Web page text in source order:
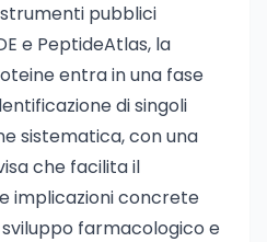
pubblici
e PeptideAtlas, la
entra in una fase
di singoli
sistematica, con una
che facilita il
implicazioni concrete
farmacologico e